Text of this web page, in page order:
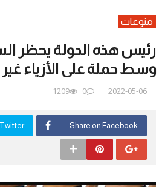
منوعات
رئيس هذه الدولة يحظر
وسط حملة على الأزياء
2022-05-06
0
1209
Share on Facebook